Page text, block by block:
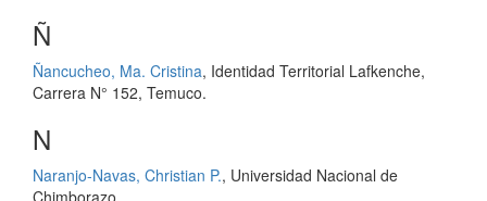
Ñ
Ñancucheo, Ma. Cristina, Identidad Territorial Lafkenche,
Carrera N° 152, Temuco.
N
Naranjo-Navas, Christian P., Universidad Nacional de
Chimborazo.